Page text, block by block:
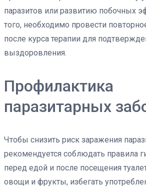
паразитов или развитию побочных
того, необходимо провести
после курса терапии для
выздоровления.
Профилактика
паразитарных
Чтобы снизить риск заражения
рекомендуется соблюдать правила
перед едой и после посещения
овощи и фрукты, избегать